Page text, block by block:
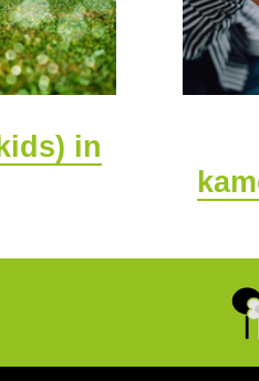
in